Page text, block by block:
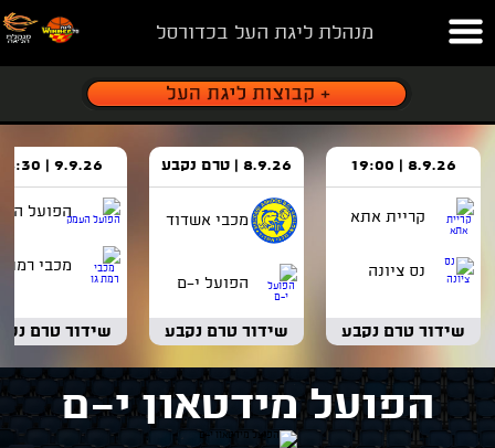
מנהלת ליגת העל בכדורסל
8.9.26 | 19:00
קריית אתא
נס ציונה
שידור טרם נקבע
8.9.26 | טרם נקבע
מכבי אשדוד
הפועל י-ם
שידור טרם נקבע
9.9.26 | 18:30
הפועל
מכבי רמת
שידור טרם
הפועל מידטאון י-ם